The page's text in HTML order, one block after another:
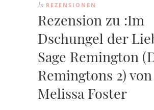
In REZENSIONEN
Rezension zu :Im
Dschungel der
Sage Remington
Remingtons 2) von
Melissa Foster